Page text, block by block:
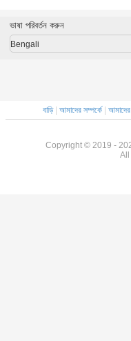
ভাষা পরিবর্তন করুন
Bengali
বাড়ি| আমাদের সম্পর্কে|
Copyright © 2019 -
All